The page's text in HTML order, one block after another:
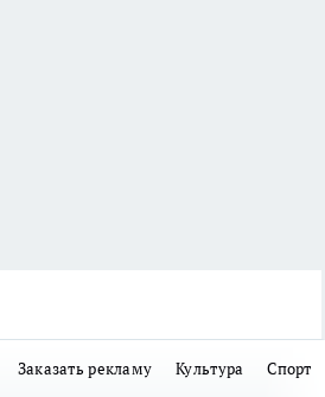
Заказать рекламу Культура Спорт